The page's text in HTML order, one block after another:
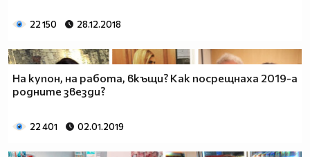
22 150 28.12.2018
На купон, на работа, вкъщи? Как посрещнаха 2019-а
родните звезди?
22 401 02.01.2019